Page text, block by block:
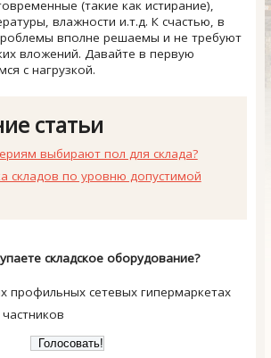
(такие как истирание),
влажности и.т.д. К счастью, в
вполне решаемы и не требуют
вложений. Давайте в первую
с нагрузкой.
статьи
выбирают пол для склада?
складов по уровню допустимой
складское оборудование?
профильных сетевых гипермаркетах